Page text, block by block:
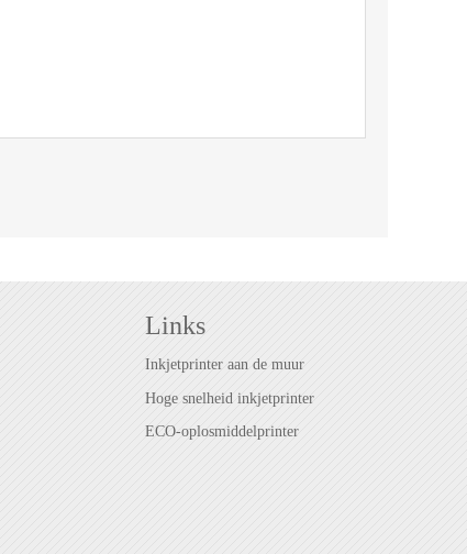
Links
Inkjetprinter aan de muur
Hoge snelheid inkjetprinter
ECO-oplosmiddelprinter